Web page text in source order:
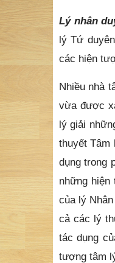
Lý nhân
lý Tứ
các hiện
Nhiều nhà
vừa được
lý giải
thuyết Tâm
dụng trong
những
của lý
cả các lý
tác dụng
tượng tâm